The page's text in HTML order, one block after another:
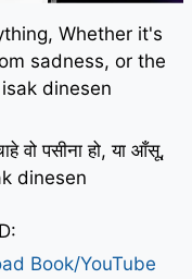
Whether it's
sadness, or the
dinesen
वो पसीना हो, या आँसू,
dinesen
Book/YouTube